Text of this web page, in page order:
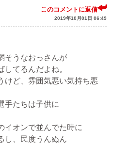
このコメントに返信
2019年10月01日 06:49
そうなおっさんが
てるんだよね。
けど、雰囲気悪い気持ち悪
手たちは子供に
イオンで並んでた時に
し、民度うんぬん